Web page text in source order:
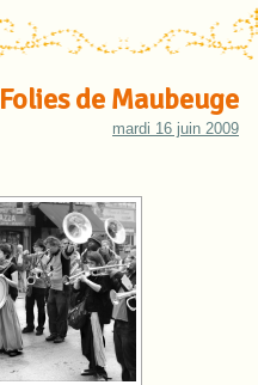
Folies de Maubeuge
mardi 16 juin 2009